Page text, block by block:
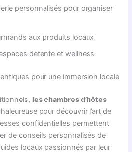
personnalisés pour organiser
aux produits locaux
détente et wellness
pour une immersion locale
les chambres d’hôtes
pour découvrir l’art de
confidentielles permettent
de conseils personnalisés de
locaux passionnés par leur